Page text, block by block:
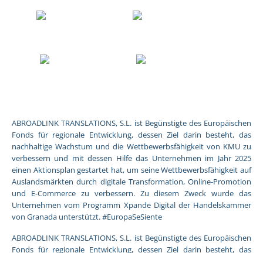
ABROADLINK TRANSLATIONS, S.L. ist Begünstigte des Europäischen
Fonds für regionale Entwicklung, dessen Ziel darin besteht, das
nachhaltige Wachstum und die Wettbewerbsfähigkeit von KMU zu
verbessern und mit dessen Hilfe das Unternehmen im Jahr 2025
einen Aktionsplan gestartet hat, um seine Wettbewerbsfähigkeit auf
Auslandsmärkten durch digitale Transformation, Online-Promotion
und E-Commerce zu verbessern. Zu diesem Zweck wurde das
Unternehmen vom Programm Xpande Digital der Handelskammer
von Granada unterstützt. #EuropaSeSiente
ABROADLINK TRANSLATIONS, S.L. ist Begünstigte des Europäischen
Fonds für regionale Entwicklung, dessen Ziel darin besteht, das